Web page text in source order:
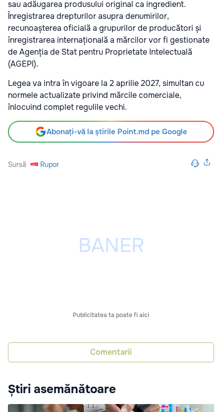
sau adăugarea produsului original ca ingredient.
Înregistrarea drepturilor asupra denumirilor,
recunoașterea oficială a grupurilor de producători și
înregistrarea internațională a mărcilor vor fi gestionate
de Agenția de Stat pentru Proprietate Intelectuală
(AGEPI).
Legea va intra în vigoare la 2 aprilie 2027, simultan cu
normele actualizate privind mărcile comerciale,
înlocuind complet regulile vechi.
Abonați-vă la știrile Point.md pe Google
Sursă Rupor
Publicitatea ta poate fi aici
Comentarii
Știri asemănătoare